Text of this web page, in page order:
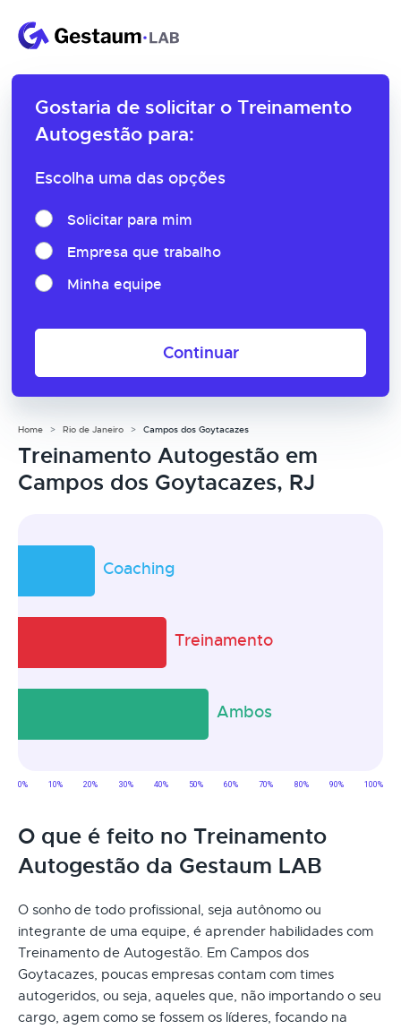
Gostaria de solicitar o Treinamento
Autogestão para:
Escolha uma das opções
Solicitar para mim
Empresa que trabalho
Minha equipe
Continuar
Home Rio de Janeiro Campos dos Goytacazes
Treinamento Autogestão em
Campos dos Goytacazes, RJ
O que é feito no Treinamento
Autogestão da Gestaum LAB
O sonho de todo profissional, seja autônomo ou
integrante de uma equipe, é aprender habilidades com
Treinamento de Autogestão. Em Campos dos
Goytacazes, poucas empresas contam com times
autogeridos, ou seja, aqueles que, não importando o seu
cargo, agem como se fossem os líderes, focando na